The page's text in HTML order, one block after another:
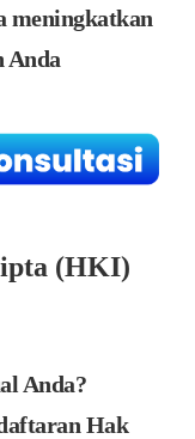
meningkatkan
Anda
(HKI)
Anda?
Hak